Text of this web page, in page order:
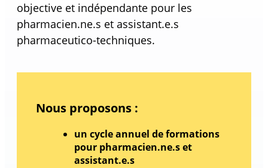
objective et indépendante pour les
pharmacien.ne.s et assistant.e.s
pharmaceutico-techniques.
Nous proposons :
un cycle annuel de formations
pour pharmacien.ne.s et
assistant.e.s